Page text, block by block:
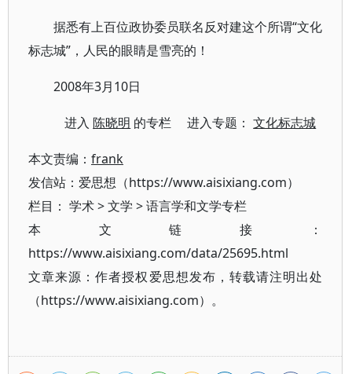
据悉有上百位政协委员联名反对建这个所谓“文化
标志城”，人民的眼睛是雪亮的！
2008年3月10日
进入陈晓明 的专栏 进入专题：文化标志城
本文责编： frank
发信站：爱思想（https://www.aisixiang.com）
栏目： 学术>文学 >语言学和文学专栏
本文链接：
https://www.aisixiang.com/data/25695.html
文章来源：作者授权爱思想发布，转载请注明出处
（https://www.aisixiang.com）。